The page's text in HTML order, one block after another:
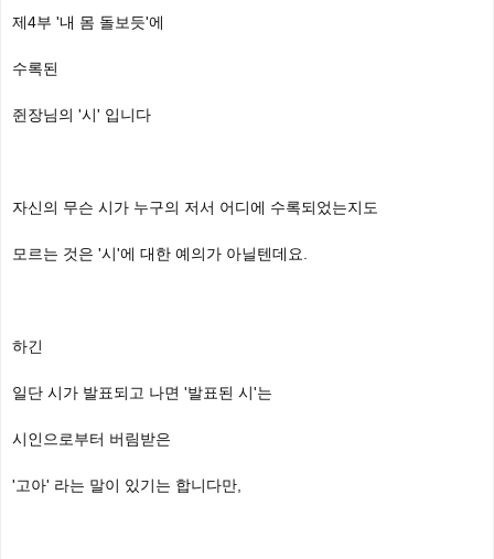
제4부 '내 몸 돌보듯'에
수록된
쥔장님의 '시' 입니다
자신의 무슨 시가 누구의 저서 어디에 수록되었는지도
모르는 것은 '시'에 대한 예의가 아닐텐데요.
하긴
일단 시가 발표되고 나면 '발표된 시'는
시인으로부터 버림받은
'고아' 라는 말이 있기는 합니다만,